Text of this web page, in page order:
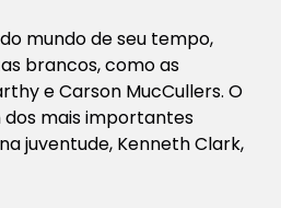
mundo de seu tempo,
brancos, como as
e Carson MucCullers. O
dos mais importantes
juventude, Kenneth Clark,